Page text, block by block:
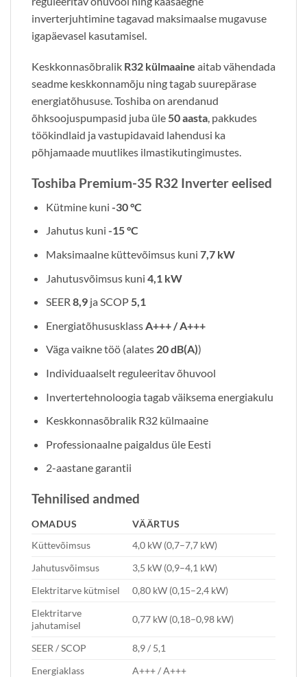
inverterjuhtimine tagavad maksimaalse mugavuse
igapäevasel kasutamisel.
Keskkonnasõbralik R32 külmaaine aitab vähendada
seadme keskkonnamõju ning tagab suurepärase
energiatõhususe. Toshiba on arendanud
õhksoojuspumpasid juba üle50 aasta, pakkudes
töökindlaid ja vastupidavaid lahendusi ka
põhjamaade muutlikes ilmastikutingimustes.
Toshiba Premium-35 R32 Inverter eelised
Kütmine kuni -30 °C
Jahutus kuni -15 °C
Maksimaalne küttevõimsus kuni 7,7 kW
Jahutusvõimsus kuni 4,1 kW
SEER 8,9ja SCOP5,1
Energiatõhususklass A+++ / A+++
Väga vaikne töö (alates 20 dB(A))
Individuaalselt reguleeritav õhuvool
Invertertehnoloogia tagab väiksema energiakulu
Keskkonnasõbralik R32 külmaaine
Professionaalne paigaldus üle Eesti
2-aastane garantii
Tehnilised andmed
OMADUS
VÄÄRTUS
Küttevõimsus
4,0 kW (0,7–7,7 kW)
Jahutusvõimsus
3,5 kW (0,9–4,1 kW)
Elektritarve kütmisel
0,80 kW (0,15–2,4 kW)
Elektritarve
jahutamisel
0,77 kW (0,18–0,98 kW)
SEER / SCOP
8,9 / 5,1
Energiaklass
A+++ / A+++